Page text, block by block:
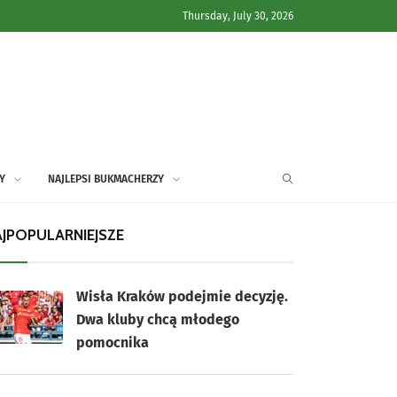
Thursday, July 30, 2026
NAJLEPSI BUKMACHERZY
Wisła Kraków podejmie decyzję.
Dwa kluby chcą młodego
pomocnika